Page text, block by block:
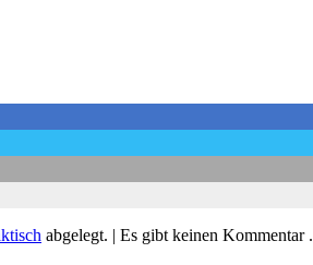
abgelegt. | Es gibt keinen Kommentar .